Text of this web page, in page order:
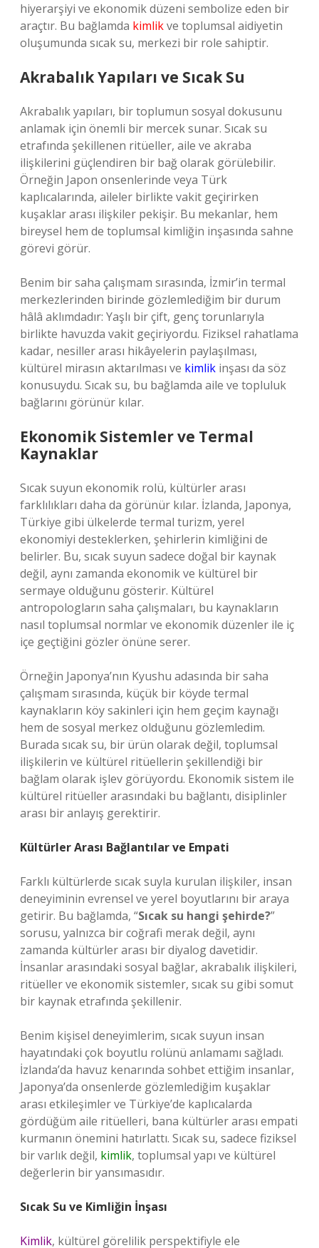
hiyerarşiyi ve ekonomik düzeni sembolize eden bir
araçtır. Bu bağlamda kimlikve toplumsal aidiyetin
oluşumunda sıcak su, merkezi bir role sahiptir.
Akrabalık Yapıları ve Sıcak Su
Akrabalık yapıları, bir toplumun sosyal dokusunu
anlamak için önemli bir mercek sunar. Sıcak su
etrafında şekillenen ritüeller, aile ve akraba
ilişkilerini güçlendiren bir bağ olarak görülebilir.
Örneğin Japon onsenlerinde veya Türk
kaplıcalarında, aileler birlikte vakit geçirirken
kuşaklar arası ilişkiler pekişir. Bu mekanlar, hem
bireysel hem de toplumsal kimliğin inşasında sahne
görevi görür.
Benim bir saha çalışmam sırasında, İzmir’in termal
merkezlerinden birinde gözlemlediğim bir durum
hâlâ aklımdadır: Yaşlı bir çift, genç torunlarıyla
birlikte havuzda vakit geçiriyordu. Fiziksel rahatlama
kadar, nesiller arası hikâyelerin paylaşılması,
kültürel mirasın aktarılması ve kimlik inşası da söz
konusuydu. Sıcak su, bu bağlamda aile ve topluluk
bağlarını görünür kılar.
Ekonomik Sistemler ve Termal
Kaynaklar
Sıcak suyun ekonomik rolü, kültürler arası
farklılıkları daha da görünür kılar. İzlanda, Japonya,
Türkiye gibi ülkelerde termal turizm, yerel
ekonomiyi desteklerken, şehirlerin kimliğini de
belirler. Bu, sıcak suyun sadece doğal bir kaynak
değil, aynı zamanda ekonomik ve kültürel bir
sermaye olduğunu gösterir. Kültürel
antropologların saha çalışmaları, bu kaynakların
nasıl toplumsal normlar ve ekonomik düzenler ile iç
içe geçtiğini gözler önüne serer.
Örneğin Japonya’nın Kyushu adasında bir saha
çalışmam sırasında, küçük bir köyde termal
kaynakların köy sakinleri için hem geçim kaynağı
hem de sosyal merkez olduğunu gözlemledim.
Burada sıcak su, bir ürün olarak değil, toplumsal
ilişkilerin ve kültürel ritüellerin şekillendiği bir
bağlam olarak işlev görüyordu. Ekonomik sistem ile
kültürel ritüeller arasındaki bu bağlantı, disiplinler
arası bir anlayış gerektirir.
Kültürler Arası Bağlantılar ve Empati
Farklı kültürlerde sıcak suyla kurulan ilişkiler, insan
deneyiminin evrensel ve yerel boyutlarını bir araya
getirir. Bu bağlamda, “Sıcak su hangi şehirde?”
sorusu, yalnızca bir coğrafi merak değil, aynı
zamanda kültürler arası bir diyalog davetidir.
İnsanlar arasındaki sosyal bağlar, akrabalık ilişkileri,
ritüeller ve ekonomik sistemler, sıcak su gibi somut
bir kaynak etrafında şekillenir.
Benim kişisel deneyimlerim, sıcak suyun insan
hayatındaki çok boyutlu rolünü anlamamı sağladı.
İzlanda’da havuz kenarında sohbet ettiğim insanlar,
Japonya’da onsenlerde gözlemlediğim kuşaklar
arası etkileşimler ve Türkiye’de kaplıcalarda
gördüğüm aile ritüelleri, bana kültürler arası empati
kurmanın önemini hatırlattı. Sıcak su, sadece fiziksel
bir varlık değil, kimlik, toplumsal yapı ve kültürel
değerlerin bir yansımasıdır.
Sıcak Su ve Kimliğin İnşası
Kimlik, kültürel görelilik perspektifiyle ele